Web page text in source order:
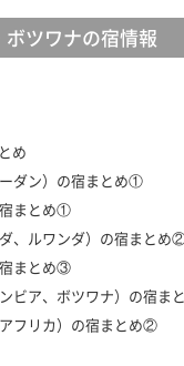
ツワナの宿情報
め
ダン）の宿まとめ①
まとめ①
、ルワンダ）の宿まとめ
まとめ③
ビア、ボツワナ）の宿ま
フリカ）の宿まとめ②